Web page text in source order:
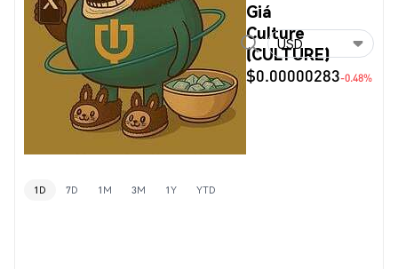
Giá
Culture
(CULTURE)
$0.00000283-0.48%
USD
1D 7D 1M 3M 1Y YTD